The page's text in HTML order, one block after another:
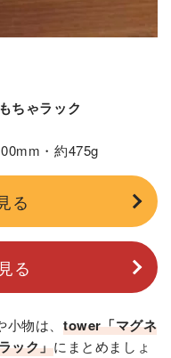
ちゃラック
・約475g
る
る
小物は、tower「マグネ
ック」にまとめましょ